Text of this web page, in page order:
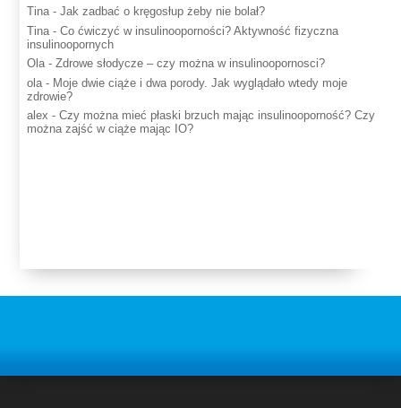
Tina-Jak zadbać o kręgosłup żeby nie bolał?
Tina -Co ćwiczyć w insulinooporności? Aktywność fizyczna
insulinoopornych
Ola-Zdrowe słodycze – czy można w insulinoopornosci?
ola - Moje dwie ciąże i dwa porody. Jak wyglądało wtedy moje
zdrowie?
alex -Czy można mieć płaski brzuch mając insulinooporność? Czy
można zajść w ciąże mając IO?